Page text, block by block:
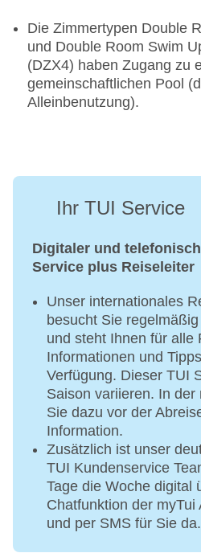
Die Zimmertypen Double
und Double Room Swim
(DZX4) haben Zugang zu
gemeinschaftlichen Pool
Alleinbenutzung).
Ihr TUI Service
Digitaler und
Service plus Reiseleiter
Unser internationales
besucht Sie
und steht Ihnen für alle
Informationen und
Verfügung. Dieser TUI
Saison variieren. In der
Sie dazu vor der
Information.
Zusätzlich ist unser
TUI Kundenservice
Tage die Woche digital
Chatfunktion der myTui
und per SMS für Sie da.